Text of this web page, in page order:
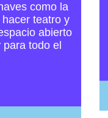
como la
teatro y
abierto
todo el